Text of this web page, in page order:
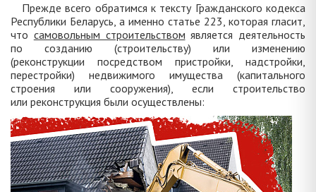
Прежде всего обратимся к тексту Гражданского кодекса
Республики Беларусь, а именно статье 223, которая гласит,
что самовольным строительством является деятельность
по созданию (строительству) или изменению
(реконструкции посредством пристройки, надстройки,
перестройки) недвижимого имущества (капитального
строения или сооружения), если строительство
или реконструкция были осуществлены: